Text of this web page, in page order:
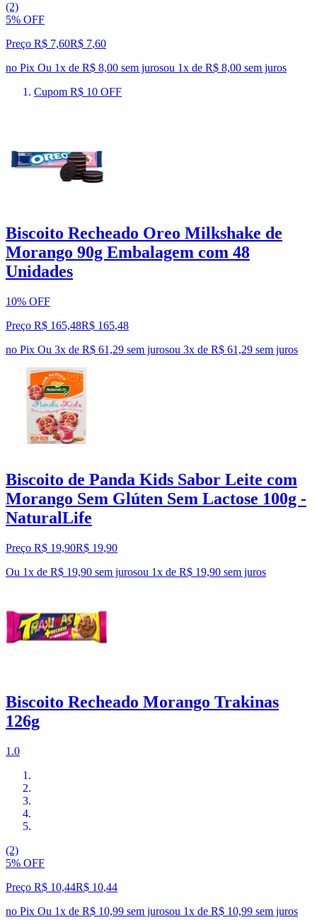
(2)
5% OFF
Preço R$ 7,60R$ 7,60
no Pix Ou 1x de R$ 8,00 sem jurosou 1x de R$ 8,00 sem juros
Cupom R$ 10 OFF
Biscoito Recheado Oreo Milkshake de
Morango 90g Embalagem com 48
Unidades
10% OFF
Preço R$ 165,48R$ 165,48
no Pix Ou 3x de R$ 61,29 sem jurosou 3x de R$ 61,29 sem juros
Biscoito de Panda Kids Sabor Leite com
Morango Sem Glúten Sem Lactose 100g -
NaturalLife
Preço R$ 19,90R$ 19,90
Ou 1x de R$ 19,90 sem jurosou 1x de R$ 19,90 sem juros
Biscoito Recheado Morango Trakinas
126g
1.0
(2)
5% OFF
Preço R$ 10,44R$ 10,44
no Pix Ou 1x de R$ 10,99 sem jurosou 1x de R$ 10,99 sem juros